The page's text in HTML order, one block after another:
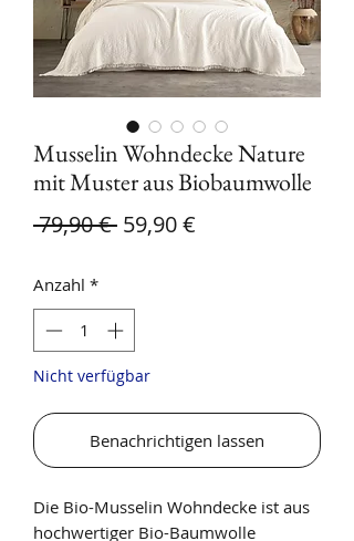
Musselin Wohndecke Nature
mit Muster aus Biobaumwolle
79,90 € Standardpreis
59,90 €
Anzahl *
Nicht verfügbar
Benachrichtigen lassen
Die Bio-Musselin Wohndecke ist aus
hochwertiger Bio-Baumwolle